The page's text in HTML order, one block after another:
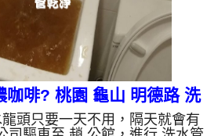
咖啡? 桃園 龜山 明德路 洗
水管
頭只要一天不用，隔天就會有